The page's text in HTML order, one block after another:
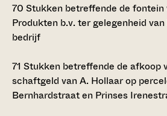
70 Stukken betreffende de fontein
Produkten b.v. ter gelegenheid
bedrijf
71 Stukken betreffende de afkoop
schaftgeld van A. Hollaar op
Bernhardstraat en Prinses